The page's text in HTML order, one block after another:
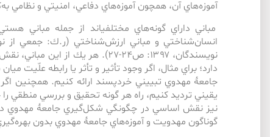
آموزه‌هاي آن، همچون آموزه‌هاي دفاعي، امنيتي و نظامي
مباني داراي گونه‌هاي مختلفي­اند از جمله مباني
نويسندگان، ۱۳۹۷: ص۲۴-۲۷). هر يك
دارد؛ براي مثال، اگر وجود تأثير و تأثر يا رابطه علّيت
جامعۀ مهدوي تبييني خردپسند ارائه كنيم. همچنين
يقيني ترديد كنيم، راه هر گونه تحقيق و بررسي
نيز نقش اساسي در چگونگي شكل‌گيري جامعۀ مهدوي
گوناگون مهدويت و آموزه‌هاي جامعۀ مهدوي بدون